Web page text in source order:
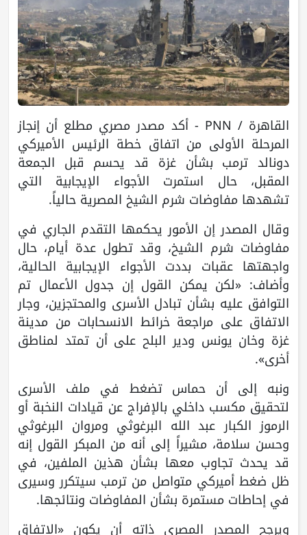
القاهرة / PNN - أكد مصدر مصري مطلع أن إنجاز
المرحلة الأولى من اتفاق خطة الرئيس الأميركي
دونالد ترمب بشأن غزة قد يحسم قبل الجمعة
المقبل، حال استمرت الأجواء الإيجابية التي
تشهدها مفاوضات شرم الشيخ المصرية حالياً.
وقال المصدر إن الأمور يحكمها التقدم الجاري في
مفاوضات شرم الشيخ، وقد تطول عدة أيام، حال
واجهتها عقبات بددت الأجواء الإيجابية الحالية،
وأضاف: «لكن يمكن القول إن جدول الأعمال تم
التوافق عليه بشأن تبادل الأسرى والمحتجزين، وجار
الاتفاق على مراجعة خرائط الانسحابات من مدينة
غزة وخان يونس ودير البلح على أن تمتد لمناطق
أخرى».
ونبه إلى أن حماس تضغط في ملف الأسرى
لتحقيق مكسب داخلي بالإفراج عن قيادات النخبة أو
الرموز الكبار عبد الله البرغوثي ومروان البرغوثي
وحسن سلامة، مشيراً إلى أنه من المبكر القول إنه
قد يحدث تجاوب معها بشأن هذين الملفين، في
ظل ضغط أميركي متواصل من ترمب سيتكرر وسيرى
في إحاطات مستمرة بشأن المفاوضات ونتائجها.
ويرجح المصدر المصري ذاته أن يكون «الاتفاق